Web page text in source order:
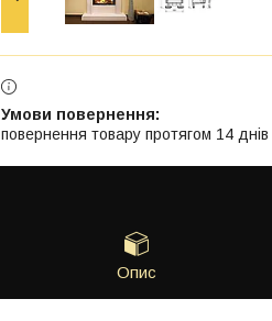
повернення товару протягом 14 днів
Опис